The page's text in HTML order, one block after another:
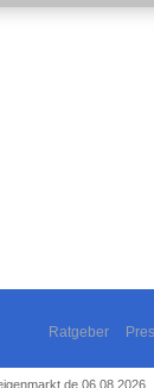
Ratgeber
06.08.2026